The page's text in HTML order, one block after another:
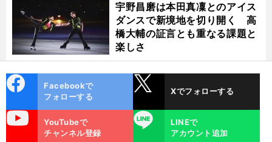
宇野昌磨は本田真凜とのアイス
ダンスで新境地を切り開く 高
橋大輔の証言とも重なる課題と
楽しさ
ok
Facebookで
フォローする
Xでフォローする
YouTubeで
チャンネル登録
LINE
LINEで
アカウント追加